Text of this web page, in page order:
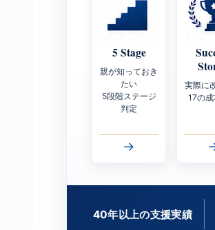
5 Stage
親が知っておき
たい
5段階ステージ
判定
→
実際に
17の
40年以上の支援実績